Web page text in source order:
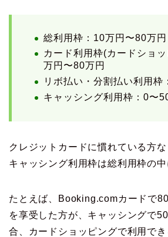
総利用枠：10万円〜80万円
カード利用枠(カードショ
万円〜80万円
リボ払い・分割払い利用枠
キャッシング利用枠：0〜
クレジットカードに慣れている方な
キャッシング利用枠は総利用枠の中
たとえば、Booking.comカードで
を享受した方が、キャッシングで
合、カードショッピングで利用で